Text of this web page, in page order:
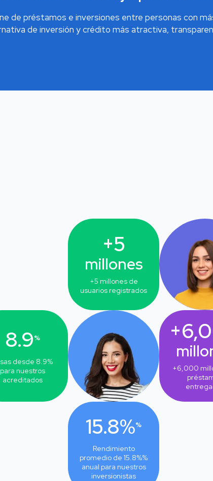
de préstamos e inversiones entre personas con
de inversión y crédito más atractiva,
8.9%
desde 8.9%
para nuestros
acreditados
+5
millones
+5 millones de
usuarios registrados
15.8%%
Rendimiento
promedio de 15.8%%
anual para nuestros
inversionistas
+6,000